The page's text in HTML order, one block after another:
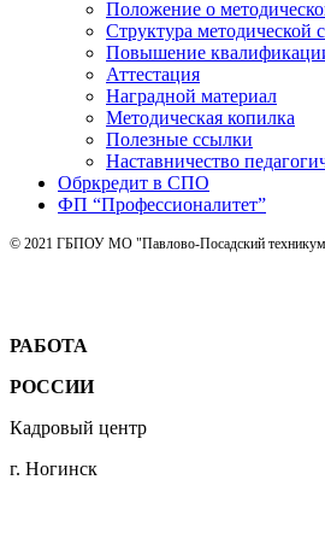
Положение о
Структура методической
Повышение
Аттестация
Наградной материал
Методическая копилка
Полезные ссылки
Наставничество
Обркредит в СПО
ФП “Профессионалитет”
© 2021 ГБПОУ МО "Павлово-Посадский
РАБОТА
РОССИИ
Кадровый центр
г. Ногинск